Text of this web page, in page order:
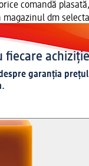
comandă
magazinul dm
fiecare achiziție
garanția